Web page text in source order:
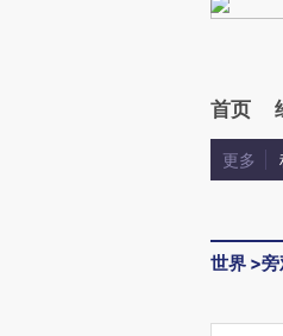
首页
更多
世界 >旁